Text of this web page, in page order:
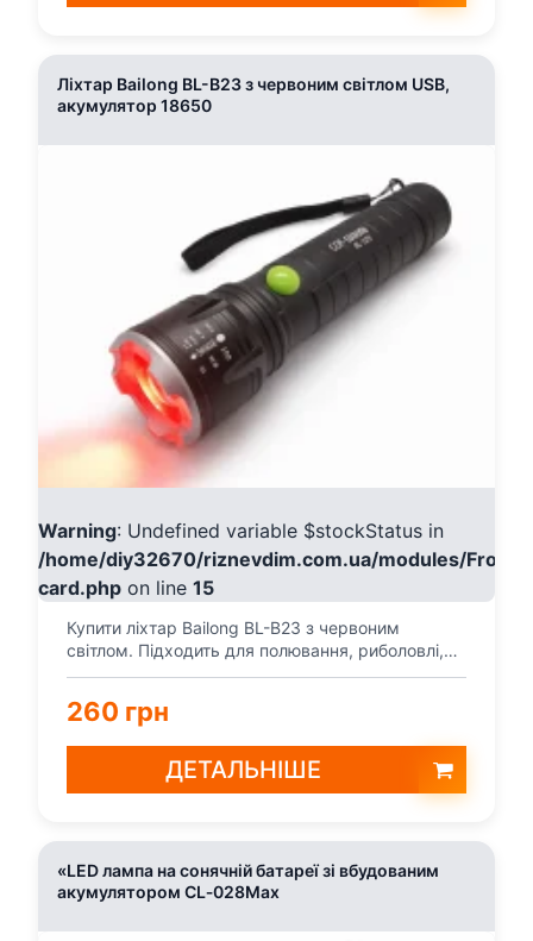
Ліхтар Bailong BL-B23 з червоним світлом USB,
акумулятор 18650
Warning: Undefined variable $stockStatus in
/home/diy32670/riznevdim.com.ua/modules/
card.php on line 15
Купити ліхтар Bailong BL-B23 з червоним
світлом. Підходить для полювання, риболовлі,
туризму, кемпін...
260 грн
ДЕТАЛЬНІШЕ
«LED лампа на сонячній батареї зі вбудованим
акумулятором CL‑028Max